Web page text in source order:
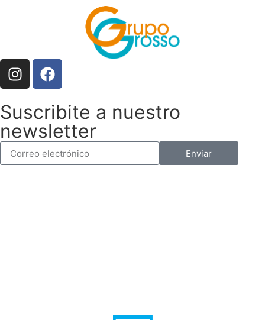
Suscribite a nuestro
newsletter
Enviar